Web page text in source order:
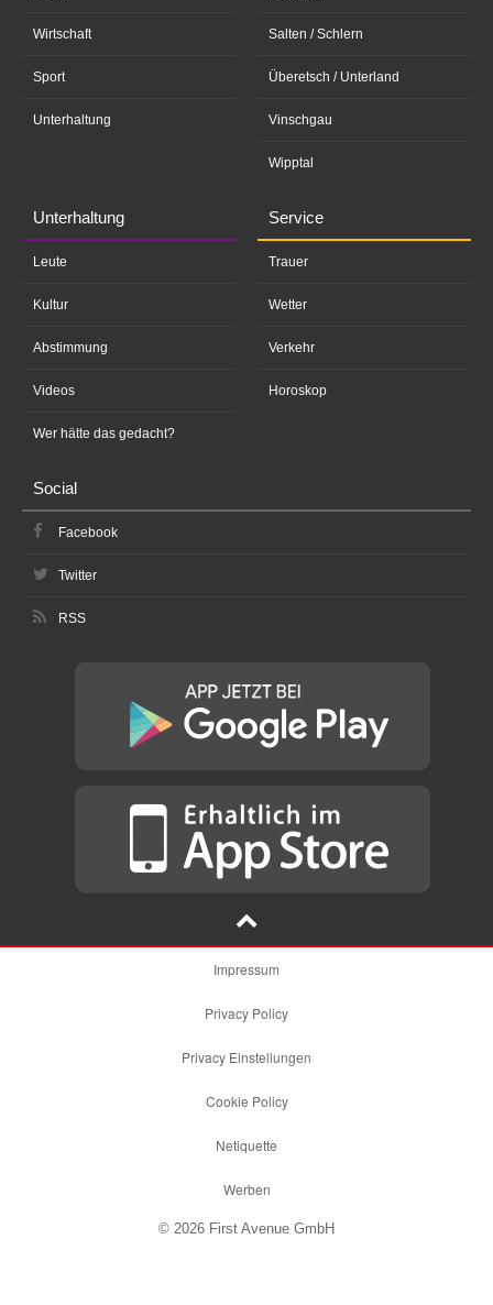
Wirtschaft
Sport
Unterhaltung
Salten / Schlern
Überetsch / Unterland
Vinschgau
Wipptal
Unterhaltung
Leute
Kultur
Abstimmung
Videos
Wer hätte das gedacht?
Service
Trauer
Wetter
Verkehr
Horoskop
Social
Facebook
Twitter
RSS
Impressum
Privacy Policy
Privacy Einstellungen
Cookie Policy
Netiquette
Werben
© 2026 First Avenue GmbH